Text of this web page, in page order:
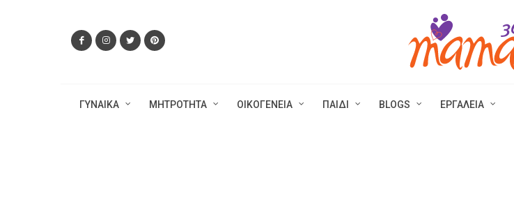
ΓΥΝΑΙΚΑ ΜΗΤΡΟΤΗΤΑ ΟΙΚΟΓΕΝΕΙΑ ΠΑΙΔΙ BLOGS ΕΡΓΑΛΕΙΑ